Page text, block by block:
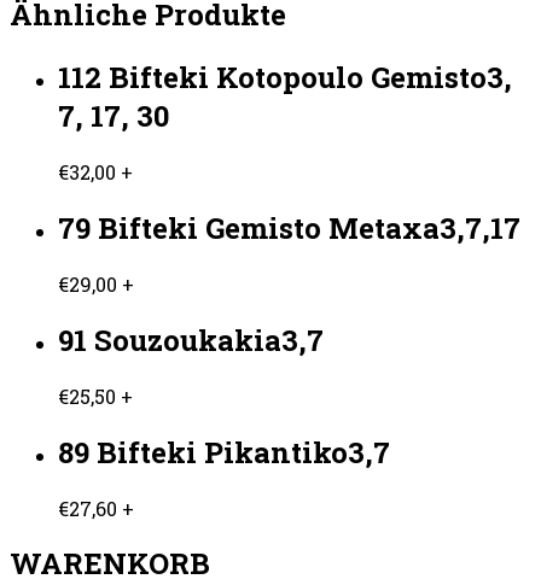
Ähnliche Produkte
112 Bifteki Kotopoulo Gemisto3,
7, 17, 30
€32,00 +
79 Bifteki Gemisto Metaxa3,7,17
€29,00 +
91 Souzoukakia3,7
€25,50 +
89 Bifteki Pikantiko3,7
€27,60 +
WARENKORB